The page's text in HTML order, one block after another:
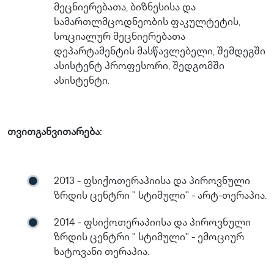
მეცნიერებათა, ბიზნესისა და
სამართლმცოდნეობის ფაკულტეტის,
სოციალურ მეცნიერებათა
დეპარტამენტის მასწავლებელი, შემდეგში
ასისტენტ პროფესორი, შედგომში
ასისტენტი.
თვითგანვითარება:
2013 - ფსიქოთერაპიისა და პიროვნული
ზრდის ცენტრი '' სტიმული'' - არტ-თერაპია.
2014 - ფსიქოთერაპიისა და პიროვნული
ზრდის ცენტრი '' სტიმული'' - ემოციურ
ხატოვანი თერაპია.